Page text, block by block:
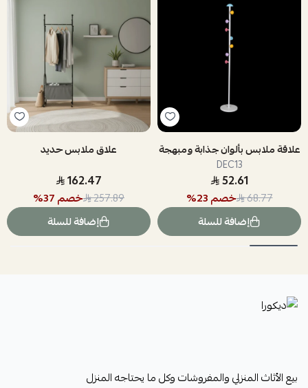
علاقة ملابس بألوان جذابة ومبهجة
DEC13
52.61
68.77 خصم23
%
إضافة للسلة
علاق ملابس حديد
162.47
257.89 خصم37
%
إضافة للسلة
ديكورا
بيع الأثاث المنزلي والمفروشات وكل ما يحتاجه المنزل